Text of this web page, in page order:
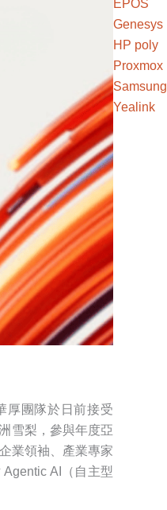
厚團隊於日前接受
雪梨，參與年度亞
業領袖、產業專家
AI（自主型
EPOS
Genesys
HP poly
Proxmox
Samsung
Yealink